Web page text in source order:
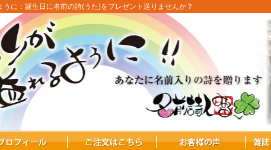
に：誕生日に名前の詩(うた)をプレゼント送りませんか？